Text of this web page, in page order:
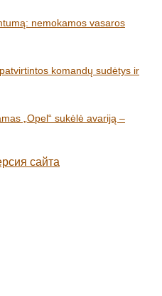
nemokamos vasaros
komandų sudėtys ir
„Opel“ sukėlė avariją –
сайта